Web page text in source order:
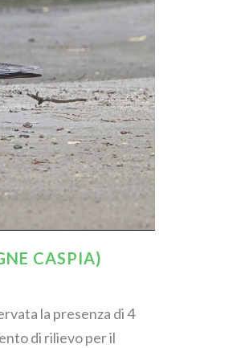
CASPIA)
la presenza di 4
di rilievo per il